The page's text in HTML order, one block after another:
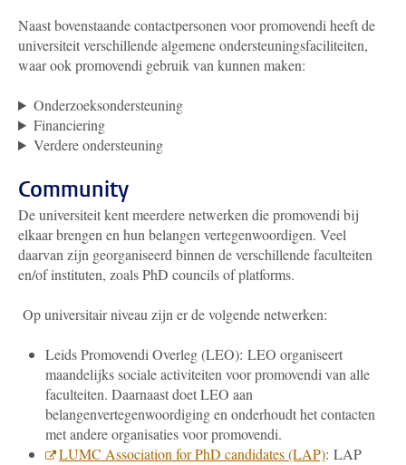
Naast bovenstaande contactpersonen voor promovendi heeft de
universiteit verschillende algemene ondersteuningsfaciliteiten,
waar ook promovendi gebruik van kunnen maken:
Onderzoeksondersteuning
Financiering
Verdere ondersteuning
Community
De universiteit kent meerdere netwerken die promovendi bij
elkaar brengen en hun belangen vertegenwoordigen. Veel
daarvan zijn georganiseerd binnen de verschillende faculteiten
en/of instituten, zoals PhD councils of platforms.
Op universitair niveau zijn er de volgende netwerken:
Leids Promovendi Overleg (LEO): LEO organiseert
maandelijks sociale activiteiten voor promovendi van alle
faculteiten. Daarnaast doet LEO aan
belangenvertegenwoordiging en onderhoudt het contacten
met andere organisaties voor promovendi.
LUMC Association for PhD candidates (LAP): LAP